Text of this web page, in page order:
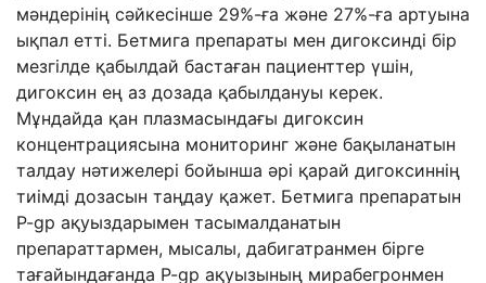
мәндерінің сәйкесінше 29%-ға және 27%-ға артуына
ықпал етті. Бетмига препараты мен дигоксинді бір
мезгілде қабылдай бастаған пациенттер үшін,
дигоксин ең аз дозада қабылдануы керек.
Мұндайда қан плазмасындағы дигоксин
концентрациясына мониторинг және бақыланатын
талдау нәтижелері бойынша әрі қарай дигоксиннің
тиімді дозасын таңдау қажет. Бетмига препаратын
P-gp ақуыздарымен тасымалданатын
препараттармен, мысалы, дабигатранмен бірге
тағайындағанда P-gp ақуызының мирабегронмен